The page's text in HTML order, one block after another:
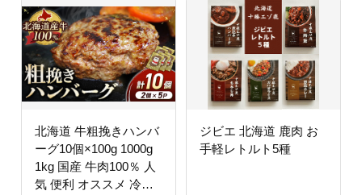
北海道 牛粗挽きハンバ
ーグ10個×100g 1000g
1kg 国産 牛肉100％ 人
気 便利 オススメ 冷凍
ジビエ 北海道 鹿肉 お
手軽レトルト5種